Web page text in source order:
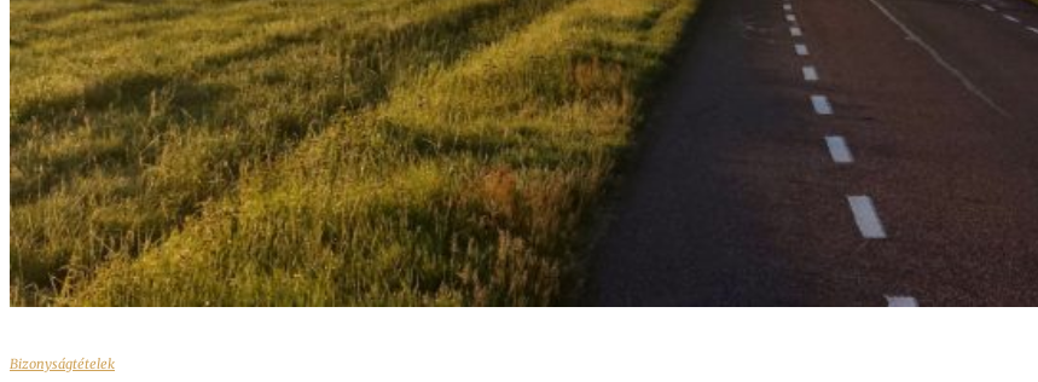
Bizonyságtételek